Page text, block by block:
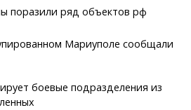
поразили ряд объектов рф
Мариуполе сообщали
боевые подразделения из